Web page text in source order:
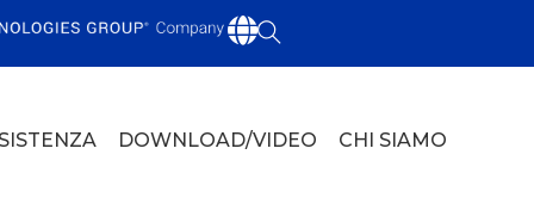
DOWNLOAD/VIDEO CHI SIAMO